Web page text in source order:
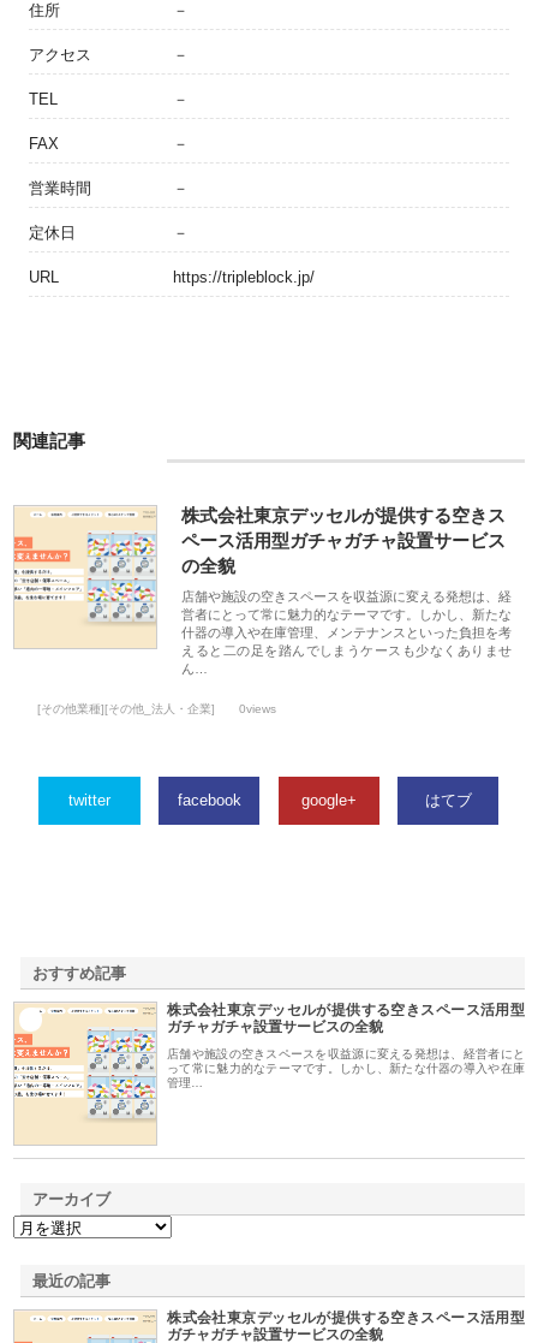
住所 －
アクセス －
TEL －
FAX －
営業時間 －
定休日 －
URL https://tripleblock.jp/
関連記事
株式会社東京デッセルが提供する空きス
ペース活用型ガチャガチャ設置サービス
の全貌
店舗や施設の空きスペースを収益源に変える発想は、経
営者にとって常に魅力的なテーマです。しかし、新たな
什器の導入や在庫管理、メンテナンスといった負担を考
えると二の足を踏んでしまうケースも少なくありませ
ん…
[その他業種][その他_法人・企業] 0views
twitter facebook google+ はてブ
おすすめ記事
株式会社東京デッセルが提供する空きスペース活用型
ガチャガチャ設置サービスの全貌
店舗や施設の空きスペースを収益源に変える発想は、経営者にと
って常に魅力的なテーマです。しかし、新たな什器の導入や在庫
管理…
アーカイブ
最近の記事
株式会社東京デッセルが提供する空きスペース活用型
ガチャガチャ設置サービスの全貌